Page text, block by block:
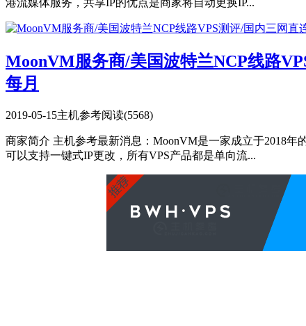
港流媒体服务，共享IP的优点是商家将自动更换IP...
MoonVM服务商/美国波特兰NCP线路
每月
2019-05-15主机参考阅读(5568)
商家简介 主机参考最新消息：MoonVM是一家成立于2018
可以支持一键式IP更改，所有VPS产品都是单向流...